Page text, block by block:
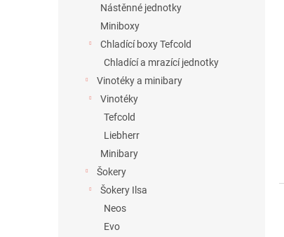
Nástěnné jednotky
Miniboxy
Chladící boxy Tefcold
Chladící a mrazící jednotky
Vinotéky a minibary
Vinotéky
Tefcold
Liebherr
Minibary
Šokery
Šokery Ilsa
Neos
Evo